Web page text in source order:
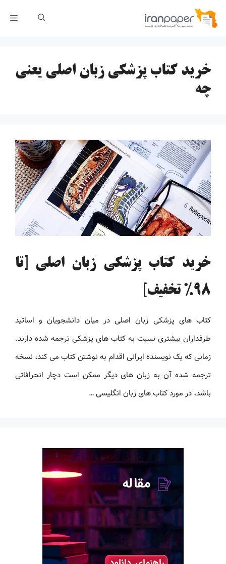
پرش
خرید کتاب پزشکی زبان اصلی یعنی
چه
خرید کتاب پزشکی زبان اصلی [تا
98% تخفیف]
کتاب های پزشکی زبان اصلی در میان دانشجویان و اساتید
طرفداران بیشتری نسبت به کتاب های پزشکی ترجمه شده دارند.
زمانی که یک نویسنده ایرانی اقدام به نوشتن کتاب می کند، نسخه
ترجمه شده آن به زبان های دیگر ممکن است دچار انحرافاتی
باشد، در مورد کتاب های زبان انگلیسی …